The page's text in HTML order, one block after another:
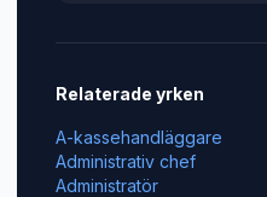
Relaterade yrken
A-kassehandläggare
Administrativ chef
Administratör